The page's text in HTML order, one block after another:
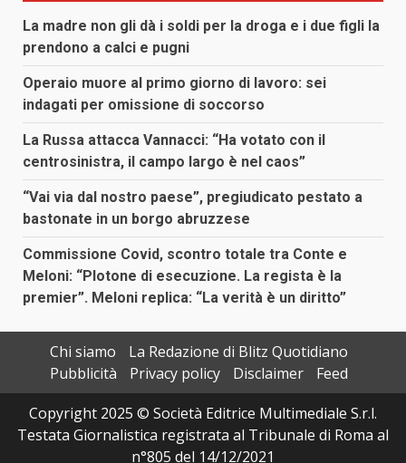
La madre non gli dà i soldi per la droga e i due figli la
prendono a calci e pugni
Operaio muore al primo giorno di lavoro: sei
indagati per omissione di soccorso
La Russa attacca Vannacci: “Ha votato con il
centrosinistra, il campo largo è nel caos”
“Vai via dal nostro paese”, pregiudicato pestato a
bastonate in un borgo abruzzese
Commissione Covid, scontro totale tra Conte e
Meloni: “Plotone di esecuzione. La regista è la
premier”. Meloni replica: “La verità è un diritto”
Chi siamo
La Redazione di Blitz Quotidiano
Pubblicità
Privacy policy Disclaimer
Feed
Copyright 2025 © Società Editrice Multimediale S.r.l.
Testata Giornalistica registrata al Tribunale di Roma al
n°805 del 14/12/2021